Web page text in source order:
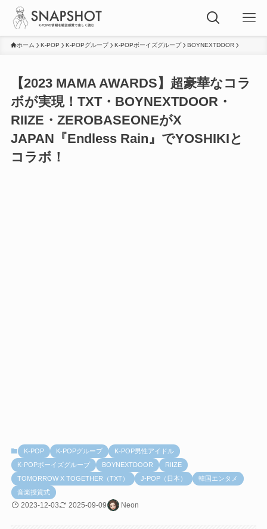
ホーム K-POP K-POPグループ K-POPボーイズグループ BOYNEXTDOOR
【2023 MAMA AWARDS】超豪華なコラ
ボが実現！TXT・BOYNEXTDOOR・
RIIZE・ZEROBASEONEがX
JAPAN『Endless Rain』でYOSHIKIと
コラボ！
K-POP K-POPグループ
K-POP男性アイドル
K-POPボーイズグループ
BOYNEXTDOOR
RIIZE
TOMORROW X TOGETHER（TXT）
J-POP（日本）
韓国エンタメ
音楽授賞式
2023-12-03 2025-09-09 Neon